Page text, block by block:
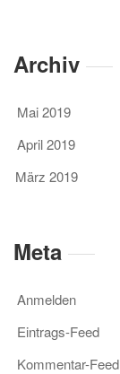
Archiv
Mai 2019
April 2019
März 2019
Meta
Anmelden
Eintrags-Feed
Kommentar-Feed